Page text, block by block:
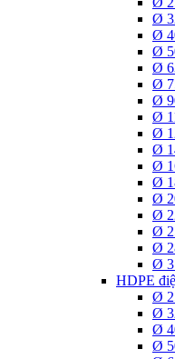
Ø
Ø
Ø
Ø
Ø
Ø
Ø
Ø
Ø
Ø
Ø
Ø
Ø
Ø
Ø
Ø
HDPE
Ø
Ø
Ø
Ø